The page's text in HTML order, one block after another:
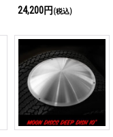
24,200円 (税込)